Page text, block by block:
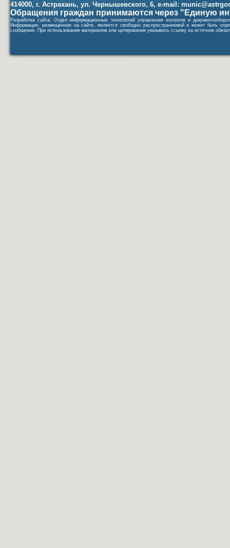
414000, г. Астрахань, ул. Чернышевского, 6, e-mail:
Обращения граждан принимаются через "Единую
Разработка сайта: Отдел информационных технологий управления контроля и
Информация, размещенная на сайте, является свободно распространяемой и может быть
сообщения. При использовании материалов или цитировании указывать ссылку на источник